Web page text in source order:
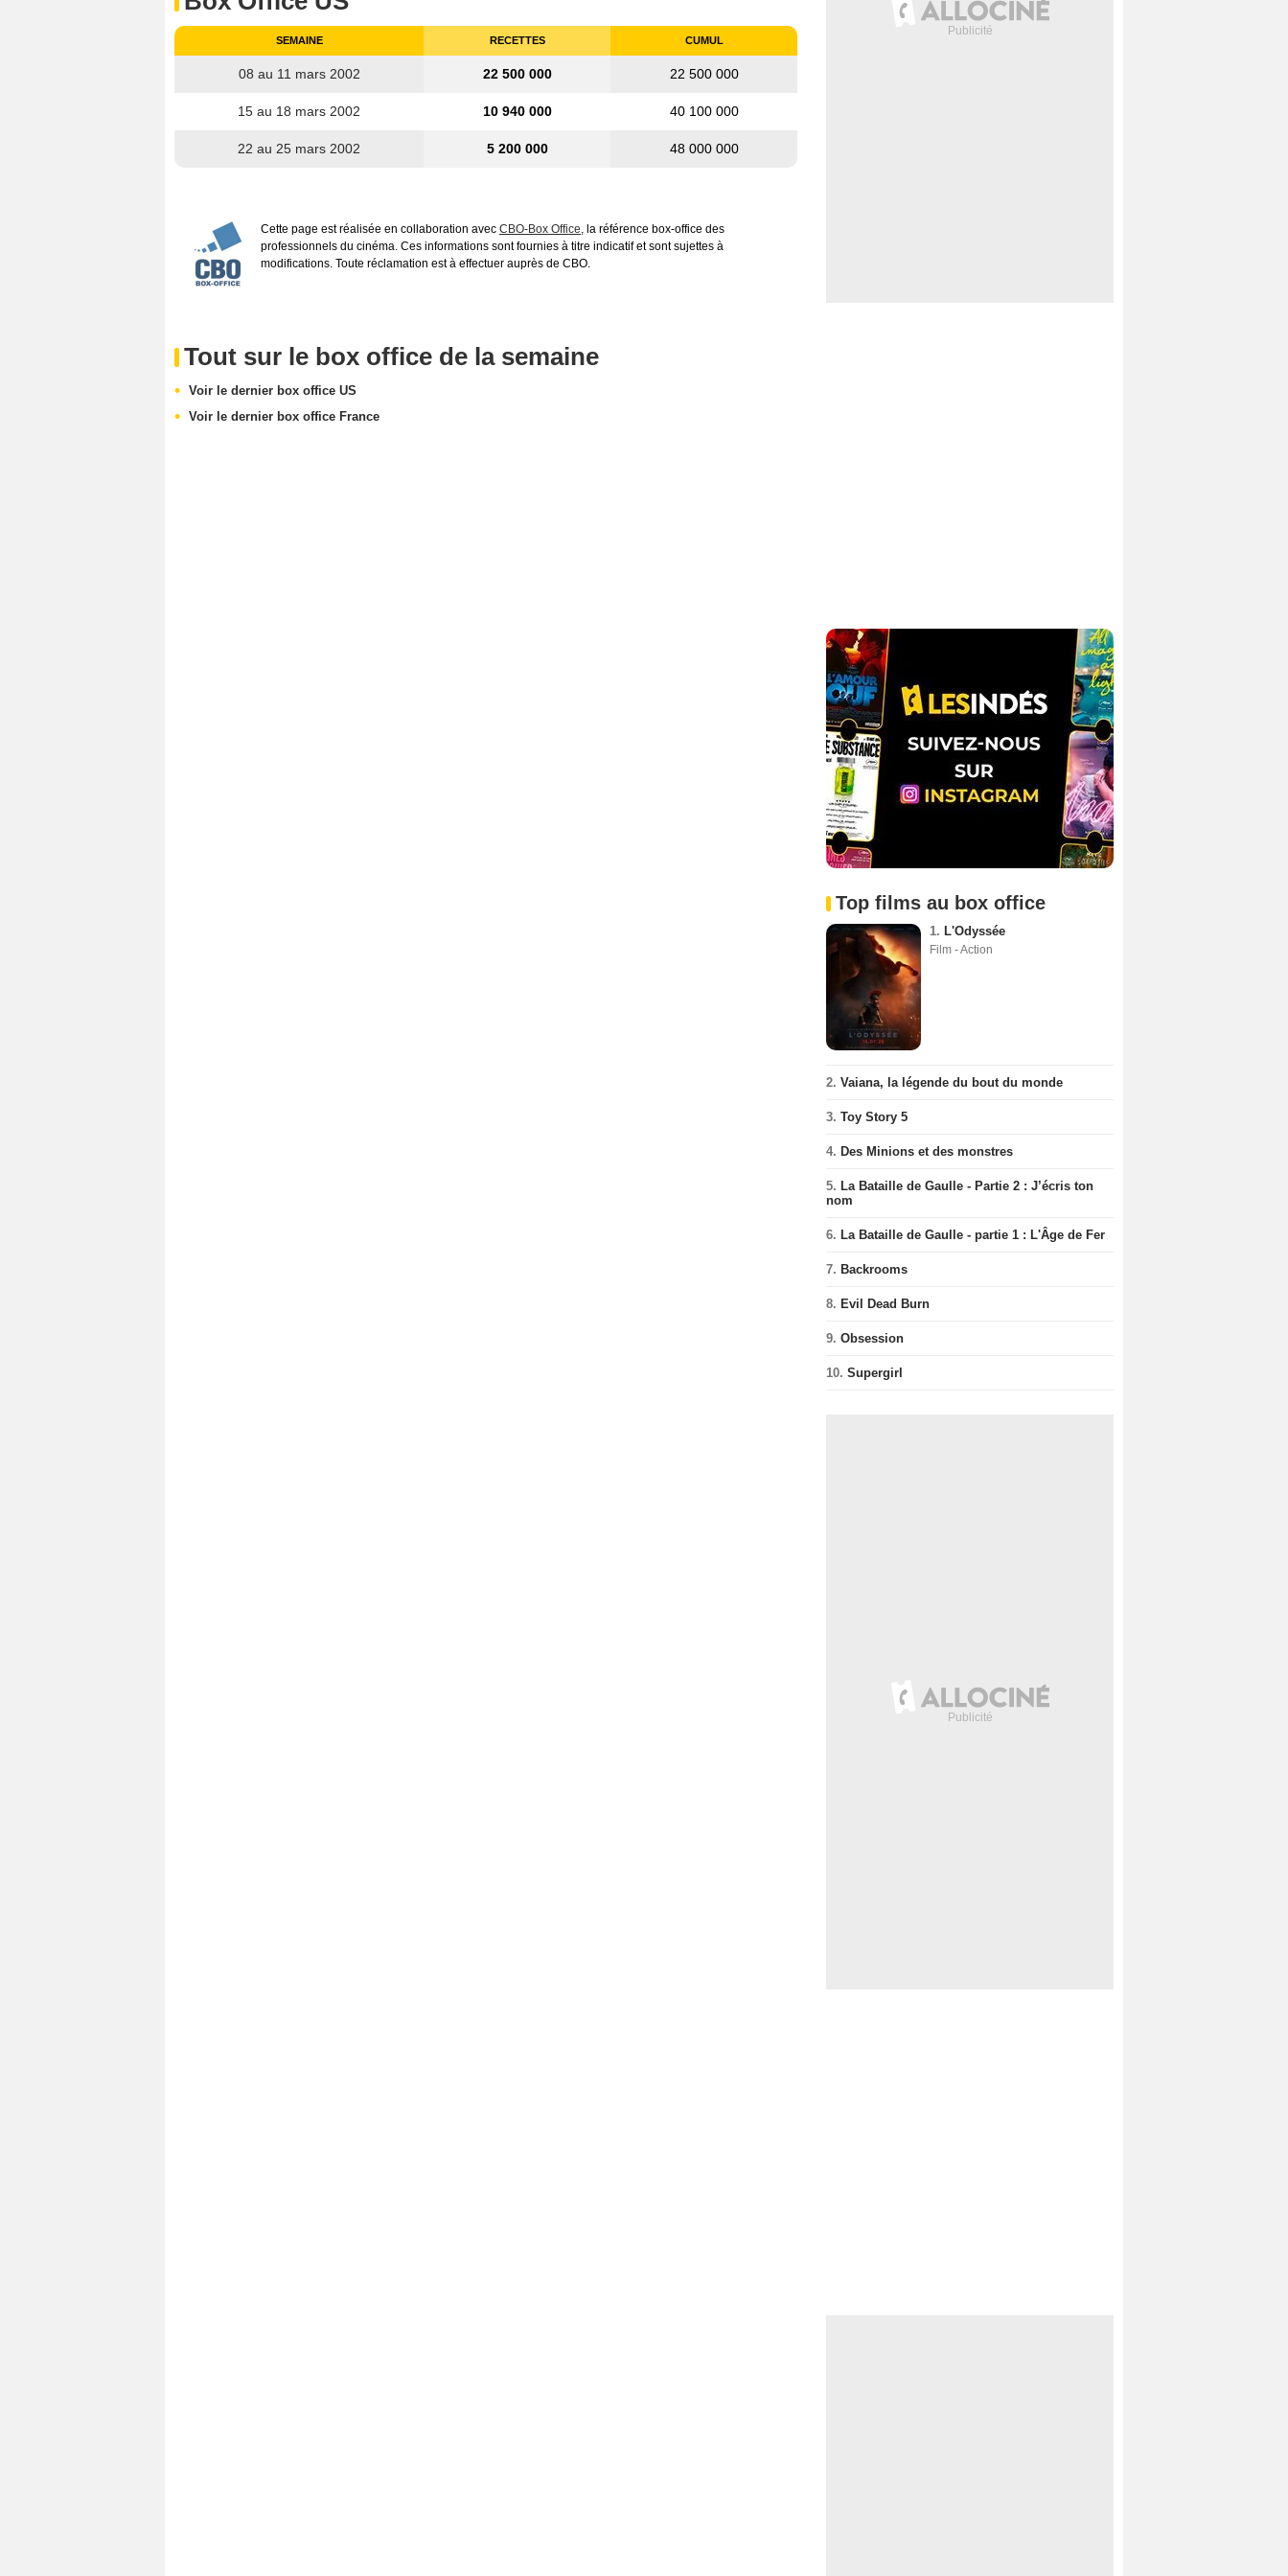
SEMAINE RECETTES CUMUL
08 au 11 mars 2002 22 500 000 22 500 000
15 au 18 mars 2002 10 940 000 40 100 000
22 au 25 mars 2002 5 200 000 48 000 000
Cette page est réalisée en collaboration avec CBO-Box Office, la référence box-office des
professionnels du cinéma. Ces informations sont fournies à titre indicatif et sont sujettes à
modifications. Toute réclamation est à effectuer auprès de CBO.
Tout sur le box office de la semaine
Voir le dernier box office US
Voir le dernier box office France
Top films au box office
1. L'Odyssée
Film - Action
2. Vaiana, la légende du bout du monde
3. Toy Story 5
4. Des Minions et des monstres
5. La Bataille de Gaulle - Partie 2 : J’écris ton
nom
6. La Bataille de Gaulle - partie 1 : L'Âge de Fer
7. Backrooms
8. Evil Dead Burn
9. Obsession
10. Supergirl